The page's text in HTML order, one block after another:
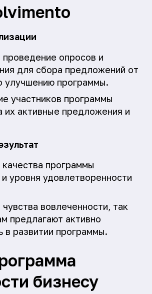
проведение опросов и
для сбора предложений от
улучшению программы.
участников программы
их активные предложения и
программы
уровня удовлетворенности
вовлеченности, так
предлагают активно
в развитии программы.
бизнесу